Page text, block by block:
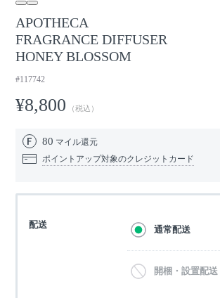
APOTHECA
FRAGRANCE DIFFUSER
HONEY BLOSSOM
#117742
¥8,800 （税込）
80 マイル還元
ポイントアップ対象のクレジットカード
配送 通常配送
開梱・設置配送